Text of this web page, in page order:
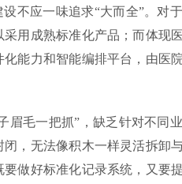
不应一味追求“大而全”。对
用成熟标准化产品；而体现
能力和智能编排平台，由医
眉毛一把抓”，缺乏针对不同
，无法像积木一样灵活拆卸
做好标准化记录系统，又要